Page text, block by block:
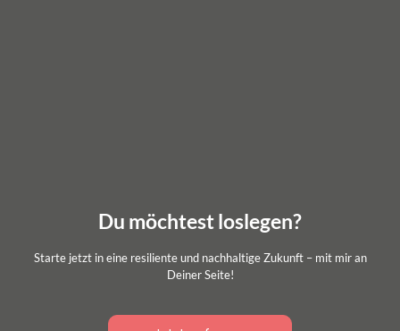
Du möchtest loslegen?
Starte jetzt in eine resiliente und nachhaltige Zukunft – mit mir an
Deiner Seite!